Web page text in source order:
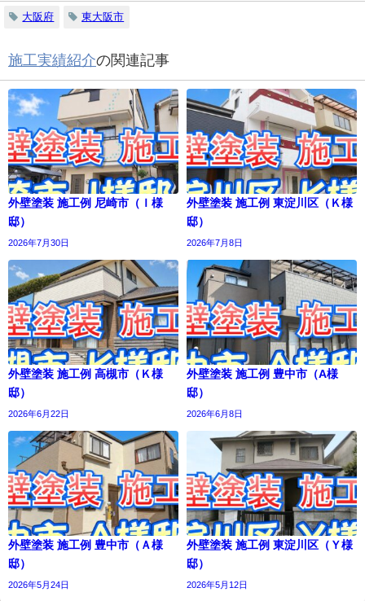
大阪府 東大阪市
施工実績紹介の関連記事
外壁塗装 施工例 尼崎市（Ｉ様
邸）
2026年7月30日
外壁塗装 施工例 東淀川区（Ｋ様
邸）
2026年7月8日
外壁塗装 施工例 高槻市（Ｋ様
邸）
2026年6月22日
外壁塗装 施工例 豊中市（A様
邸）
2026年6月8日
外壁塗装 施工例 豊中市（Ａ様
邸）
2026年5月24日
外壁塗装 施工例 東淀川区（Ｙ様
邸）
2026年5月12日